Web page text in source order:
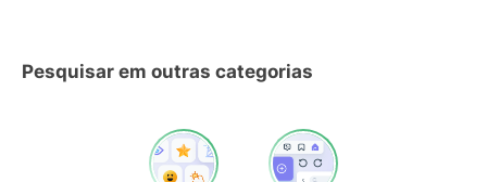
Pesquisar em outras categorias